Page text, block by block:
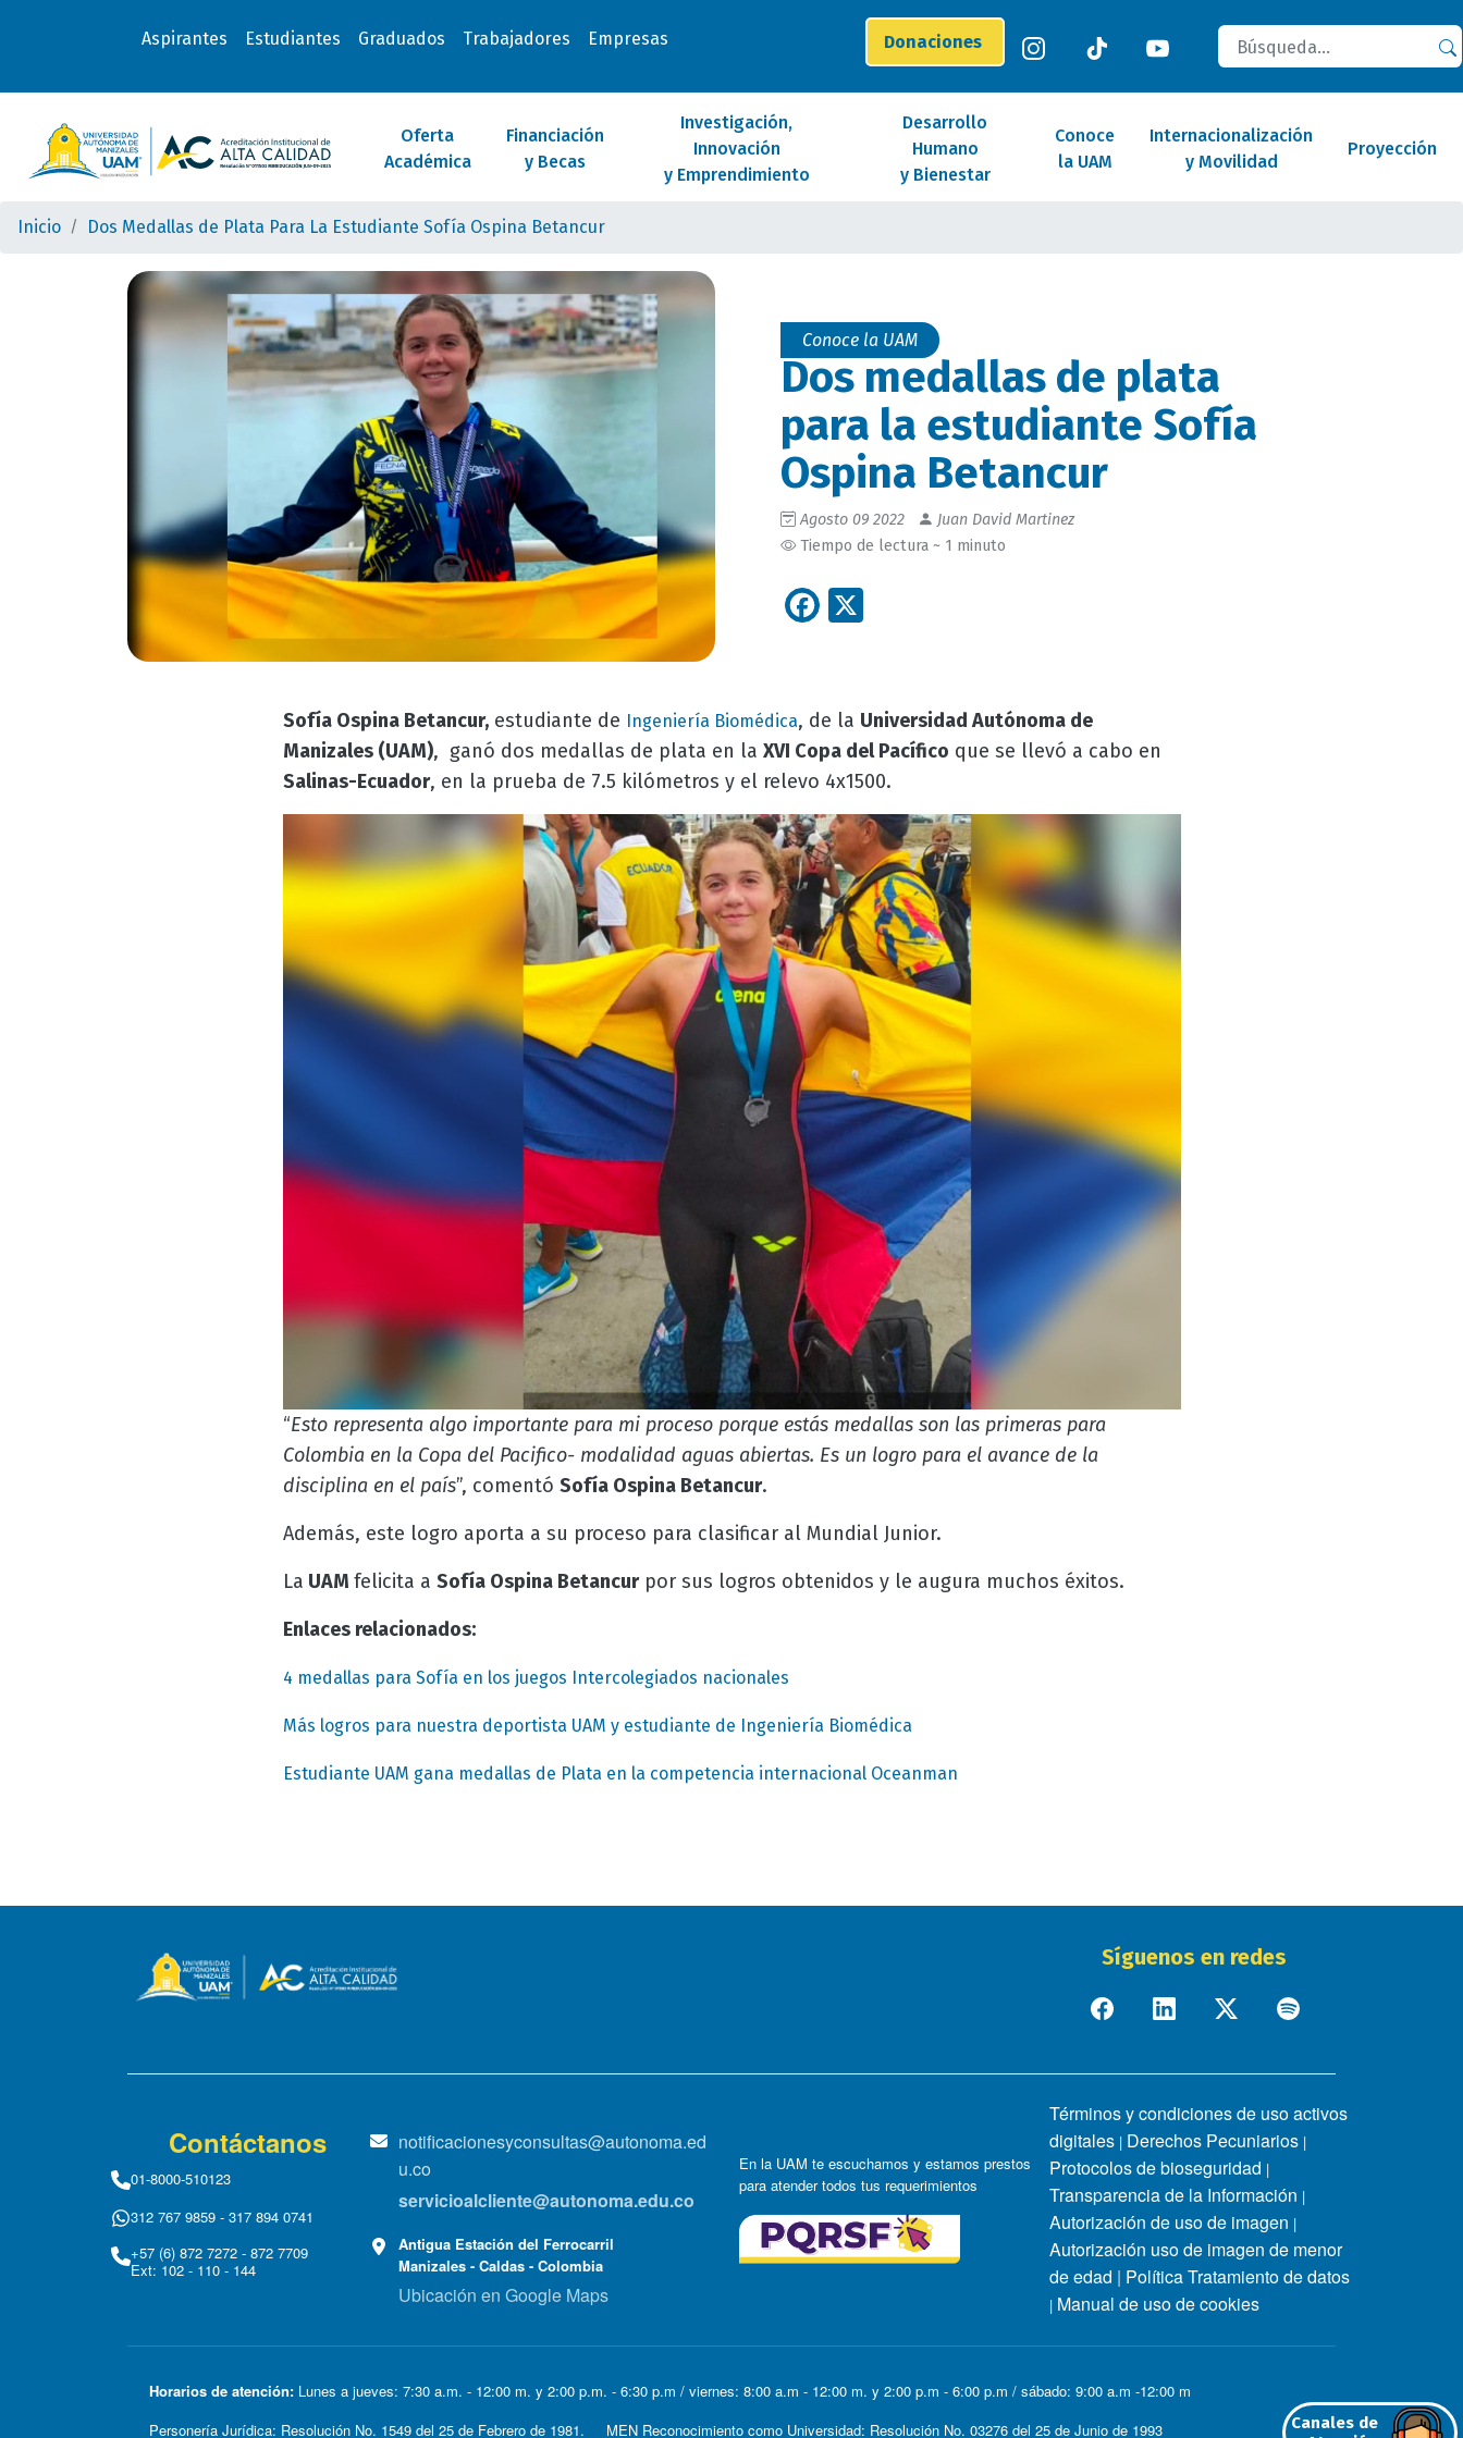
Aspirantes Estudiantes Graduados Trabajadores Empresas Donaciones
Buscar
Oferta
Académica
Financiación
y Becas
Investigación,
Innovación
y Emprendimiento
Desarrollo
Humano
y Bienestar
Conoce
la UAM
Internacionalización
y Movilidad
Proyección
Inicio Dos Medallas de Plata Para La Estudiante Sofía Ospina Betancur
Conoce la UAM
Dos medallas de plata
para la estudiante Sofía
Ospina Betancur
Agosto 09 2022
Juan David Martinez
Tiempo de lectura ~ 1 minuto
Facebook
Sofía Ospina Betancur,estudiante de Ingeniería Biomédica, de la Universidad Autónoma de
Manizales (UAM), ganó dos medallas de plata en la XVI Copa del Pacífico que se llevó a cabo en
Salinas-Ecuador, en la prueba de 7.5 kilómetros y el relevo 4x1500.
“Esto representa algo importante para mi proceso porque estás medallas son las primeras para
Colombia en la Copa del Pacifico- modalidad aguas abiertas. Es un logro para el avance de la
disciplina en el país”, comentó Sofía Ospina Betancur.
Además, este logro aporta a su proceso para clasificar al Mundial Junior.
La UAM felicita a Sofía Ospina Betancurpor sus logros obtenidos y le augura muchos éxitos.
Enlaces relacionados:
4 medallas para Sofía en los juegos Intercolegiados nacionales
Más logros para nuestra deportista UAM y estudiante de Ingeniería Biomédica
Estudiante UAM gana medallas de Plata en la competencia internacional Oceanman
Canales de
Síguenos en redes
Contáctanos
01-8000-510123
312 767 9859 - 317 894 0741
+57 (6) 872 7272 - 872 7709
Ext: 102 - 110 - 144
notificacionesyconsultas@autonoma.ed
u.co
servicioalcliente@autonoma.edu.co
Antigua Estación del Ferrocarril
Manizales - Caldas - Colombia
Ubicación en Google Maps
En la UAM te escuchamos y estamos prestos
para atender todos tus requerimientos
Términos y condiciones de uso activos
digitales | Derechos Pecuniarios |
Protocolos de bioseguridad |
Transparencia de la Información |
Autorización de uso de imagen |
Autorización uso de imagen de menor
de edad | Política Tratamiento de datos
| Manual de uso de cookies
Horarios de atención: Lunes a jueves: 7:30 a.m. - 12:00 m. y 2:00 p.m. - 6:30 p.m / viernes: 8:00 a.m - 12:00 m. y 2:00 p.m - 6:00 p.m / sábado: 9:00 a.m -12:00 m
Personería Jurídica: Resolución No. 1549 del 25 de Febrero de 1981. MEN Reconocimiento como Universidad: Resolución No. 03276 del 25 de Junio de 1993